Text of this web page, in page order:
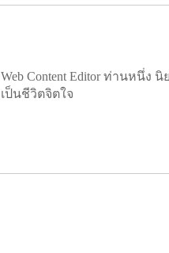
Web Content Editor ท่านหนึ่ง
เป็นชีวิตจิตใจ